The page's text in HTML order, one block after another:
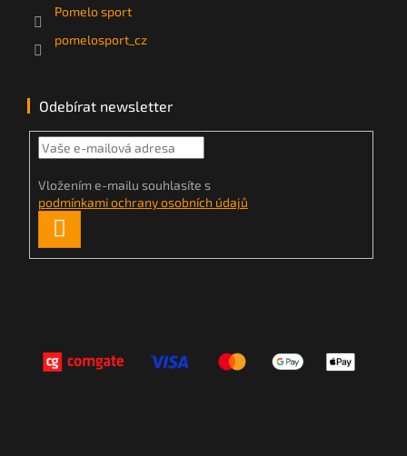
Pomelo sport
pomelosport_cz
Odebírat newsletter
Vložením e-mailu souhlasíte s
podmínkami ochrany osobních údajů
SE